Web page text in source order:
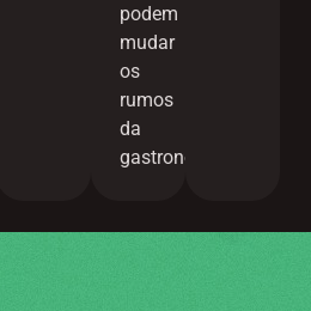
podem
mudar
os
rumos
da
gastronomia.